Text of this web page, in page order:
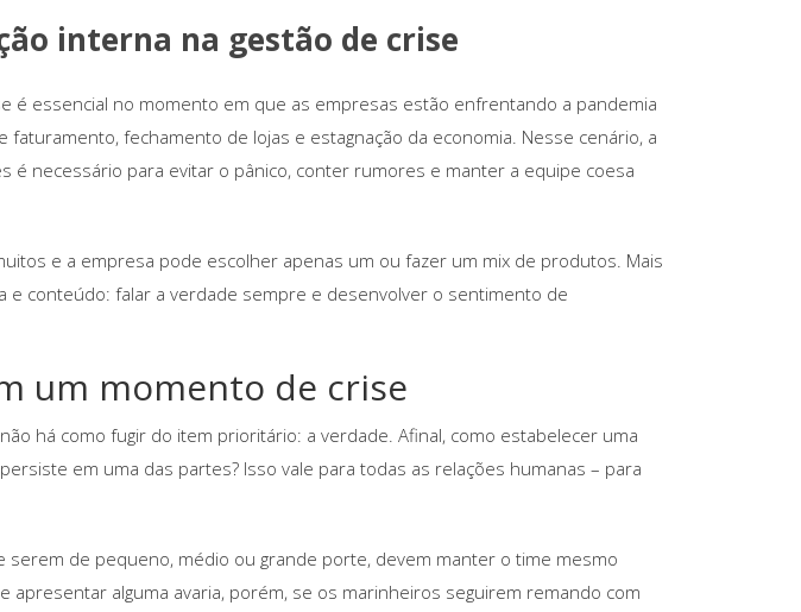
interna na gestão de crise
é essencial no momento em que as empresas estão enfrentando a pandemia
fechamento de lojas e estagnação da economia. Nesse cenário, a
é necessário para evitar o pânico, conter rumores e manter a equipe coesa
e a empresa pode escolher apenas um ou fazer um mix de produtos. Mais
e conteúdo: falar a verdade sempre e desenvolver o sentimento de
um momento de crise
há como fugir do item prioritário: a verdade. Afinal, como estabelecer uma
em uma das partes? Isso vale para todas as relações humanas – para
de pequeno, médio ou grande porte, devem manter o time mesmo
alguma avaria, porém, se os marinheiros seguirem remando com